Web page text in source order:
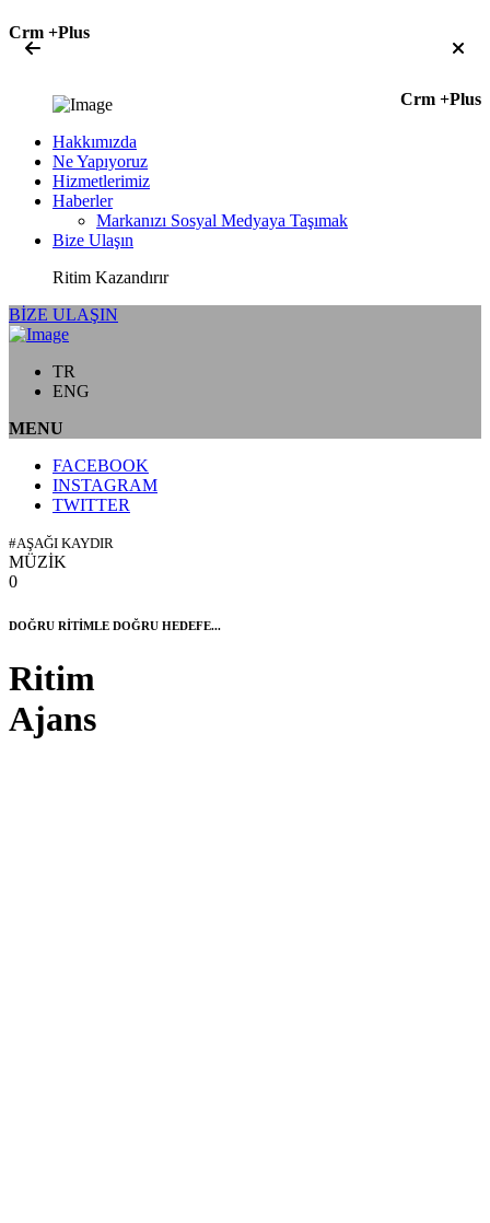
Crm +Plus
Crm +Plus
Hakkımızda
Ne Yapıyoruz
Hizmetlerimiz
Haberler
Markanızı Sosyal Medyaya Taşımak
Bize Ulaşın
Ritim Kazandırır
BİZE ULAŞIN
TR
ENG
MENU
FACEBOOK
INSTAGRAM
TWITTER
#AŞAĞI KAYDIR
MÜZİK
0
DOĞRU RİTİMLE DOĞRU HEDEFE...
Ritim
Ajans